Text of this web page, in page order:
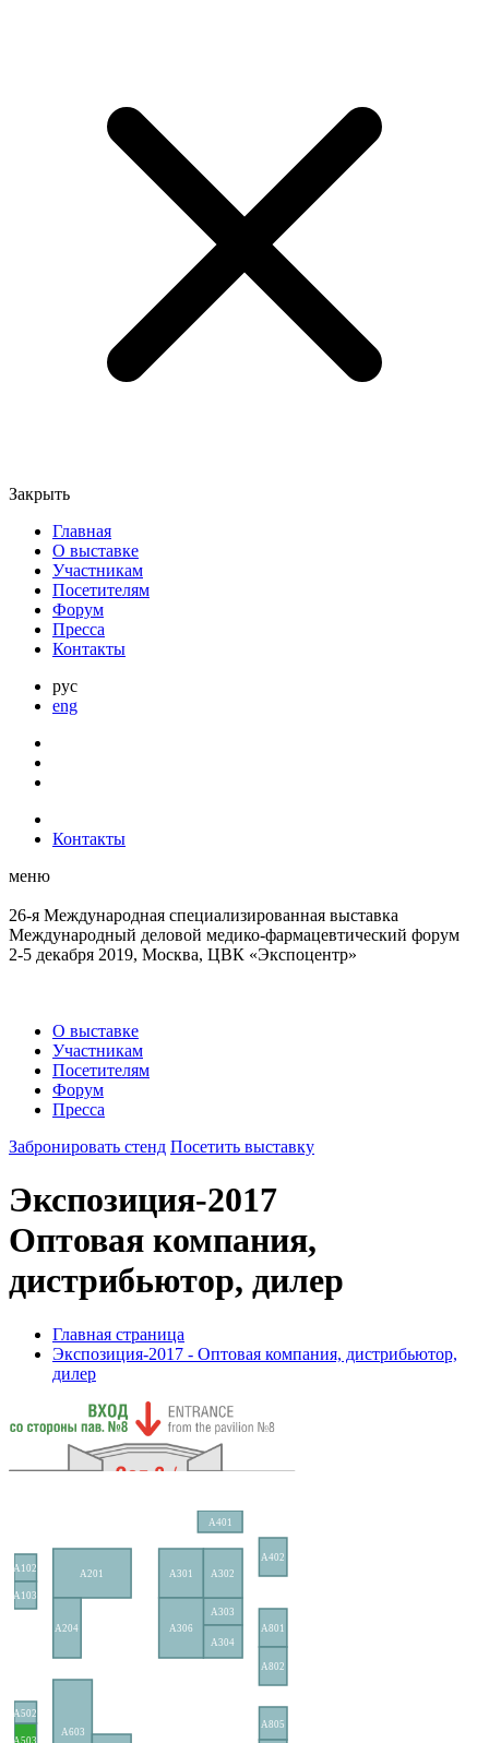
Закрыть
Главная
О выставке
Участникам
Посетителям
Форум
Пресса
Контакты
рус
eng
Контакты
меню
26-я Международная специализированная выставка
Международный деловой медико-фармацевтический форум
2-5 декабря 2019, Москва, ЦВК «Экспоцентр»
О выставке
Участникам
Посетителям
Форум
Пресса
Забронировать стенд Посетить выставку
Экспозиция-2017
Оптовая компания,
дистрибьютор, дилер
Главная страница
Экспозиция-2017 - Оптовая компания, дистрибьютор,
дилер